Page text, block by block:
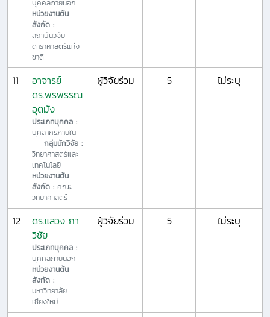
บุคคลภายนอก
หน่วยงานต้น
สังกัด :
สถาบันวิจัย
ดาราศาสตร์แห่ง
ชาติ
11
อาจารย์
ดร.พรพรรณ
อุตมัง
ประเภทบุคคล :
บุคลากรภายใน
กลุ่มนักวิจัย :
วิทยาศาสตร์และ
เทคโนโลยี
หน่วยงานต้น
สังกัด : คณะ
วิทยาศาสตร์
ผู้วิจัยร่วม 5 ไม่ระบุ
12
ดร.แสวง กา
วิชัย
ประเภทบุคคล :
บุคคลภายนอก
หน่วยงานต้น
สังกัด :
มหาวิทยาลัย
เชียงใหม่
ผู้วิจัยร่วม 5 ไม่ระบุ